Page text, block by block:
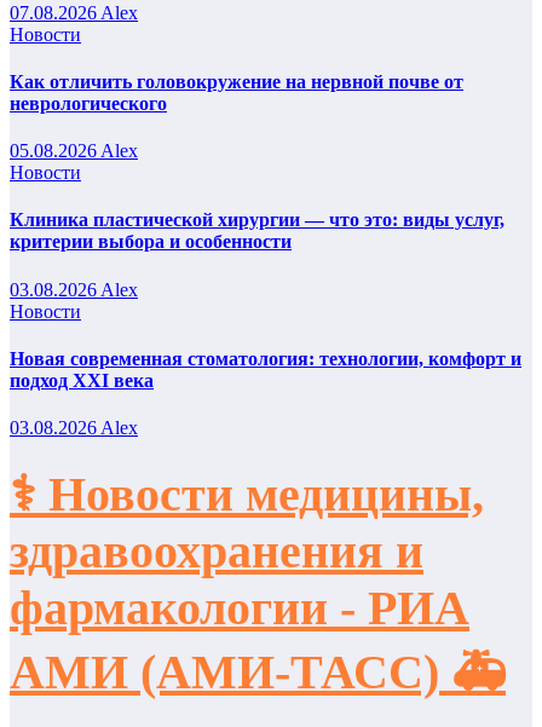
07.08.2026 Alex
Новости
Как отличить головокружение на нервной почве от
неврологического
05.08.2026 Alex
Новости
Клиника пластической хирургии — что это: виды услуг,
критерии выбора и особенности
03.08.2026 Alex
Новости
Новая современная стоматология: технологии, комфорт и
подход XXI века
03.08.2026 Alex
⚕️ Новости медицины,
здравоохранения и
фармакологии - РИА
АМИ (АМИ-ТАСС) 🚑